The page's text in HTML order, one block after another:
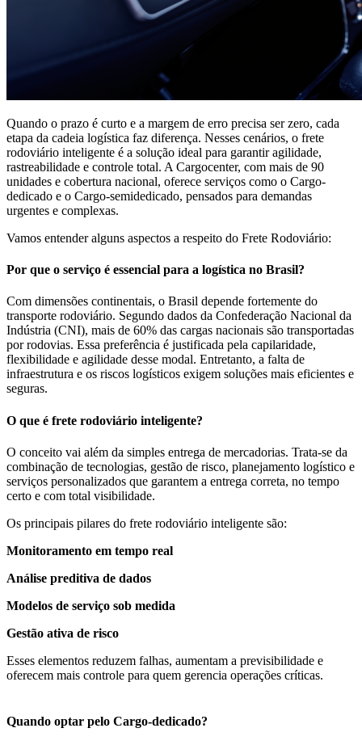
Quando o prazo é curto e a margem de erro precisa ser zero, cada
etapa da cadeia logística faz diferença. Nesses cenários, o frete
rodoviário inteligente é a solução ideal para garantir agilidade,
rastreabilidade e controle total. A Cargocenter, com mais de 90
unidades e cobertura nacional, oferece serviços como o Cargo-
dedicado e o Cargo-semidedicado, pensados para demandas
urgentes e complexas.
Vamos entender alguns aspectos a respeito do Frete Rodoviário:
Por que o serviço é essencial para a logística no Brasil?
Com dimensões continentais, o Brasil depende fortemente do
transporte rodoviário. Segundo dados da Confederação Nacional da
Indústria (CNI), mais de 60% das cargas nacionais são transportadas
por rodovias. Essa preferência é justificada pela capilaridade,
flexibilidade e agilidade desse modal. Entretanto, a falta de
infraestrutura e os riscos logísticos exigem soluções mais eficientes e
seguras.
O que é frete rodoviário inteligente?
O conceito vai além da simples entrega de mercadorias. Trata-se da
combinação de tecnologias, gestão de risco, planejamento logístico e
serviços personalizados que garantem a entrega correta, no tempo
certo e com total visibilidade.
Os principais pilares do frete rodoviário inteligente são:
Monitoramento em tempo real
Análise preditiva de dados
Modelos de serviço sob medida
Gestão ativa de risco
Esses elementos reduzem falhas, aumentam a previsibilidade e
oferecem mais controle para quem gerencia operações críticas.
Quando optar pelo Cargo-dedicado?